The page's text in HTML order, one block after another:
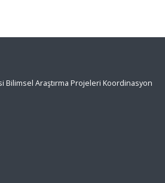
Bilimsel Araştırma Projeleri Koordinasyon